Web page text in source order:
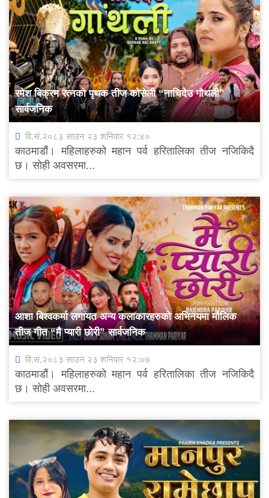
रमेश बिक्रम रत्नको पृथक तीज कोसेली “नाचिदेउ गौथली”
सार्वजनिक
वि.सं.२०८३ साउन २३ शनिवार १२:४०
काठमाडौं। महिलाहरुको महान पर्व हरितालिका तीज नजिकिदै
छ। सोही अवसरमा...
आशा बिश्वकर्मा लगायत अन्य कलाकारहरुको अभिनयमा मौलिक
तीज गीत “मै प्यारी छोरी” सार्वजनिक
वि.सं.२०८३ साउन २३ शनिवार १२:०७
काठमाडौं। महिलाहरुको महान पर्व हरितालिका तीज नजिकिदै
छ। सोही अवसरमा...